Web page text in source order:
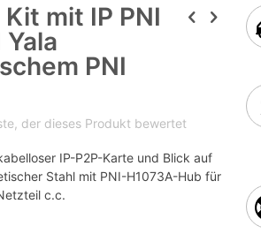
mit IP PNI
PNI
der dieses Produkt bewertet
IP-P2P-Karte und Blick auf
Stahl mit PNI-H1073A-Hub für
c.c.